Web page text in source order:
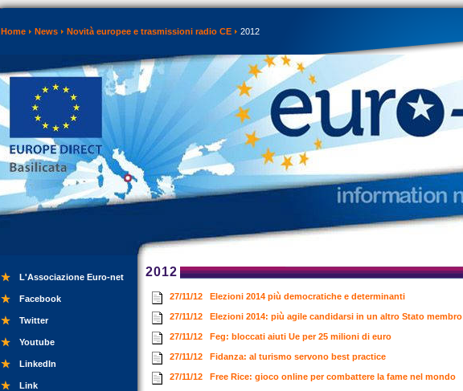
Home News Novità europee e trasmissioni radio CE 2012
L'Associazione Euro-net
Facebook
Twitter
Youtube
LinkedIn
Link
2012
27/11/12 Elezioni 2014 più democratiche e determinanti
27/11/12 Elezioni 2014: più agile candidarsi in un altro Stato membro
27/11/12 Feg: bloccati aiuti Ue per 25 milioni di euro
27/11/12 Fidanza: al turismo servono best practice
27/11/12 Free Rice: gioco online per combattere la fame nel mondo